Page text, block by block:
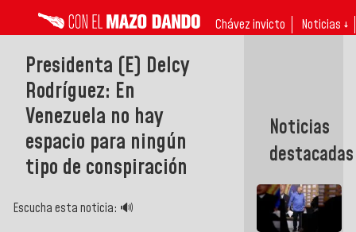
Chávez invicto Noticias ↓
Presidenta (E) Delcy
Rodríguez: En
Venezuela no hay
espacio para ningún
tipo de conspiración
Escucha esta noticia: 🔊
Noticias
destacadas